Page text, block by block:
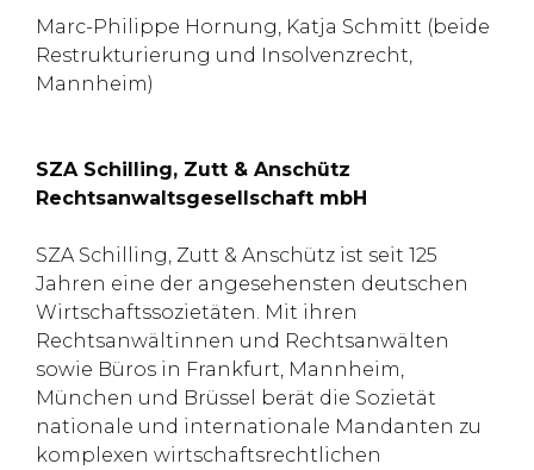
Marc-Philippe Hornung, Katja Schmitt (beide
Restrukturierung und Insolvenzrecht,
Mannheim)
SZA Schilling, Zutt & Anschütz
Rechtsanwaltsgesellschaft mbH
SZA Schilling, Zutt & Anschütz ist seit 125
Jahren eine der angesehensten deutschen
Wirtschaftssozietäten. Mit ihren
Rechtsanwältinnen und Rechtsanwälten
sowie Büros in Frankfurt, Mannheim,
München und Brüssel berät die Sozietät
nationale und internationale Mandanten zu
komplexen wirtschaftsrechtlichen